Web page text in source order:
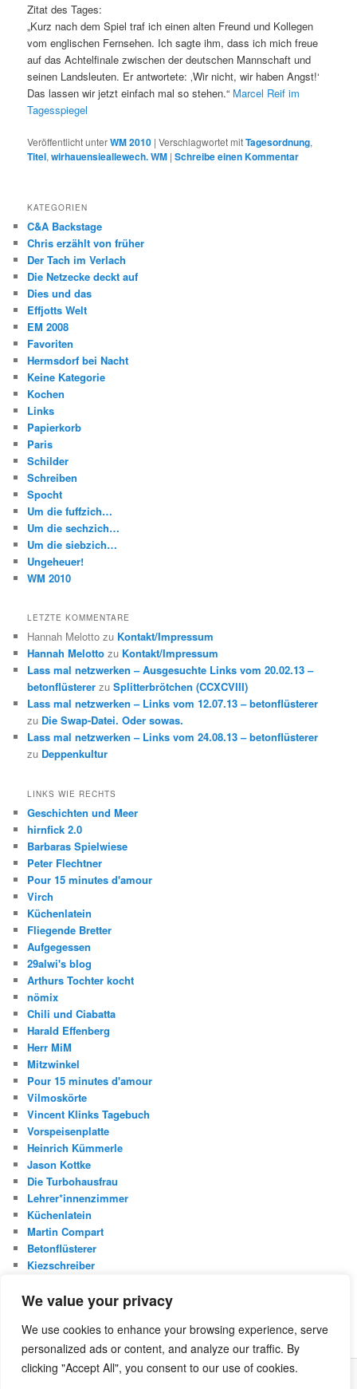
We value your privacy
We use cookies to enhance your browsing experience, serve
personalized ads or content, and analyze our traffic. By
clicking "Accept All", you consent to our use of cookies.
Zitat des Tages:
„Kurz nach dem Spiel traf ich einen alten Freund und Kollegen
vom englischen Fernsehen. Ich sagte ihm, dass ich mich freue
auf das Achtelfinale zwischen der deutschen Mannschaft und
seinen Landsleuten. Er antwortete: ‚Wir nicht, wir haben Angst!‘
Das lassen wir jetzt einfach mal so stehen.“ Marcel Reif im
Tagesspiegel
Veröffentlicht unterWM 2010 |Verschlagwortet mitTagesordnung,
Titel,wirhauensieallewech. WM |Schreibe einen Kommentar
KATEGORIEN
C&A Backstage
Chris erzählt von früher
Der Tach im Verlach
Die Netzecke deckt auf
Dies und das
Effjotts Welt
EM 2008
Favoriten
Hermsdorf bei Nacht
Keine Kategorie
Kochen
Links
Papierkorb
Paris
Schilder
Schreiben
Spocht
Um die fuffzich…
Um die sechzich…
Um die siebzich…
Ungeheuer!
WM 2010
LETZTE KOMMENTARE
Hannah Melotto zu Kontakt/Impressum
Hannah Melotto zu Kontakt/Impressum
Lass mal netzwerken – Ausgesuchte Links vom 20.02.13 –
betonflüsterer zuSplitterbrötchen (CCXCVIII)
Lass mal netzwerken – Links vom 12.07.13 – betonflüsterer
zu Die Swap-Datei. Oder sowas.
Lass mal netzwerken – Links vom 24.08.13 – betonflüsterer
zu Deppenkultur
LINKS WIE RECHTS
Geschichten und Meer
hirnfick 2.0
Barbaras Spielwiese
Peter Flechtner
Pour 15 minutes d'amour
Virch
Küchenlatein
Fliegende Bretter
Aufgegessen
29alwi's blog
Arthurs Tochter kocht
nömix
Chili und Ciabatta
Harald Effenberg
Herr MiM
Mitzwinkel
Pour 15 minutes d'amour
Vilmoskörte
Vincent Klinks Tagebuch
Vorspeisenplatte
Heinrich Kümmerle
Jason Kottke
Die Turbohausfrau
Lehrer*innenzimmer
Küchenlatein
Martin Compart
Betonflüsterer
Kiezschreiber
u
c
h